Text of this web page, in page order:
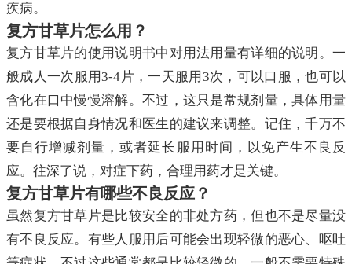
疾病。
复方甘草片怎么用？
复方甘草片的使用说明书中对用法用量有详细的说明。一
般成人一次服用3-4片，一天服用3次，可以口服，也可以
含化在口中慢慢溶解。不过，这只是常规剂量，具体用量
还是要根据自身情况和医生的建议来调整。记住，千万不
要自行增减剂量，或者延长服用时间，以免产生不良反
应。往深了说，对症下药，合理用药才是关键。
复方甘草片有哪些不良反应？
虽然复方甘草片是比较安全的非处方药，但也不是尽量没
有不良反应。有些人服用后可能会出现轻微的恶心、呕吐